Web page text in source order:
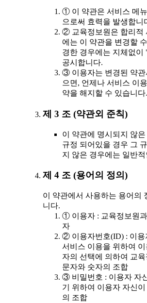
① 이 약관은 서비스 메
으로써 효력을 발생합니
② 교육정보원은 합리적
에는 이 약관을 변경할
경한 경우에는 지체없이
공시합니다.
③ 이용자는 변경된 약관
으면, 언제나 서비스 이
약을 해지할 수 있습니다.
제 3 조 (약관외 준칙)
이 약관에 명시되지 않
규정 되어있을 경우 그
지 않은 경우에는 일반
제 4 조 (용어의 정의)
이 약관에서 사용하는 용어의
니다.
① 이용자 : 교육정보원
자
② 이용자번호(ID) : 이용
서비스 이용을 위하여
자의 선택에 의하여 교
문자와 숫자의 조합
③ 비밀번호 : 이용자 자
기 위하여 이용자 자신
의 조합